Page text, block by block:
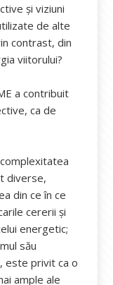
și viziuni
de alte
contrast, din
viitorului?
a contribuit
ca de
diverse,
din ce în ce
cererii și
energetic;
său
este privit ca o
ample ale